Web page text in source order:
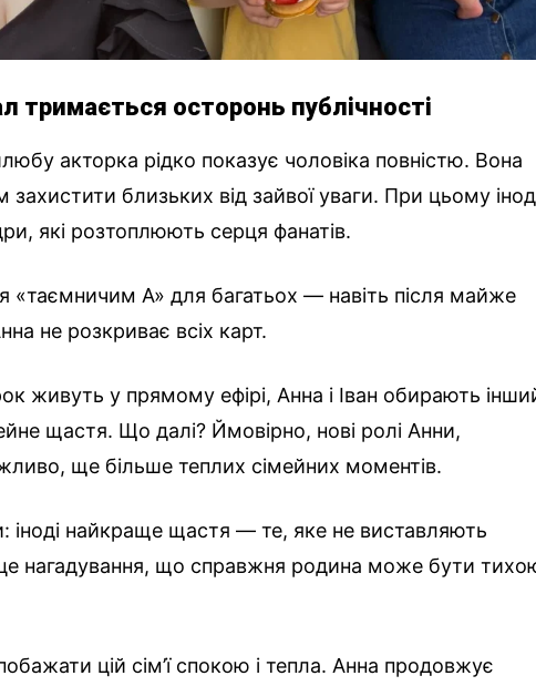
тримається осторонь публічності
акторка рідко показує чоловіка повністю. Вона
близьких від зайвої уваги. При цьому
які розтоплюють серця фанатів.
«таємничим А» для багатьох — навіть після майже
не розкриває всіх карт.
живуть у прямому ефірі, Анна і Іван обирають
щастя. Що далі? Ймовірно, нові ролі Анни,
ще більше теплих сімейних моментів.
найкраще щастя — те, яке не виставляють
нагадування, що справжня родина може бути
цій сім’ї спокою і тепла. Анна продовжує